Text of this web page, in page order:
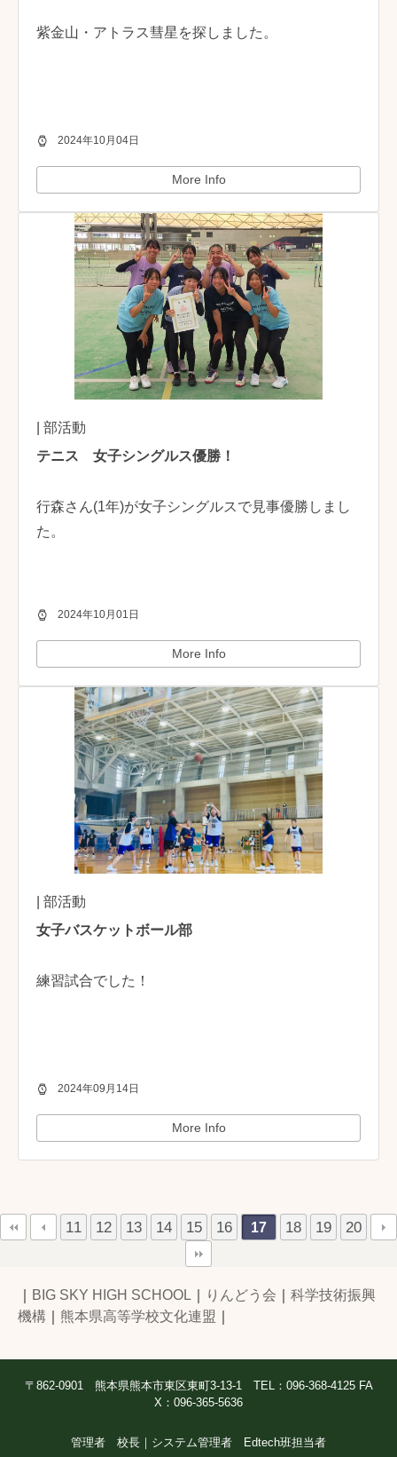
紫金山・アトラス彗星を探しました。
2024年10月04日
More Info
| 部活動
テニス 女子シングルス優勝！
行森さん(1年)が女子シングルスで見事優勝しまし
た。
2024年10月01日
More Info
| 部活動
女子バスケットボール部
練習試合でした！
2024年09月14日
More Info
11 12 13 14 15 16 17 18 19 20
BIG SKY HIGH SCHOOL りんどう会
科学技術振興
機構
熊本県高等学校文化連盟
〒862-0901 熊本県熊本市東区東町3-13-1 TEL：096-368-4125 FA
X：096-365-5636
管理者 校長｜システム管理者 Edtech班担当者